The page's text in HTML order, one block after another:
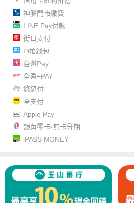
神腦門市繳費
LINE Pay付款
街口支付
Pi拍錢包
台灣Pay
全盈+PAY
悠遊付
全支付
Apple Pay
銀角零卡-無卡分期
iPASS MONEY